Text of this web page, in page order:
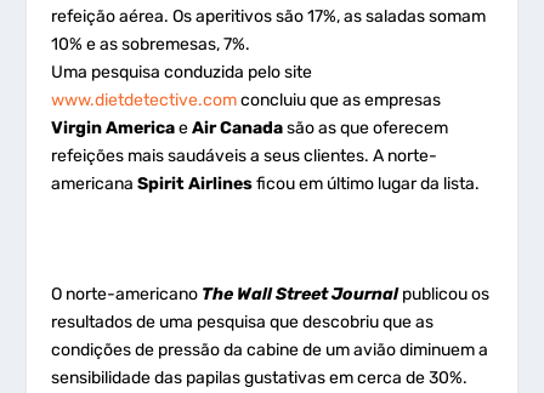
refeição aérea. Os aperitivos são 17%, as saladas somam
10% e as sobremesas, 7%.
Uma pesquisa conduzida pelo site
www.dietdetective.comconcluiu que as empresas
Virgin AmericaeAir Canadasão as que oferecem
refeições mais saudáveis a seus clientes. A norte-
americanaSpirit Airlinesficou em último lugar da lista.
O norte-americano The Wall Street Journalpublicou os
resultados de uma pesquisa que descobriu que as
condições de pressão da cabine de um avião diminuem a
sensibilidade das papilas gustativas em cerca de 30%.